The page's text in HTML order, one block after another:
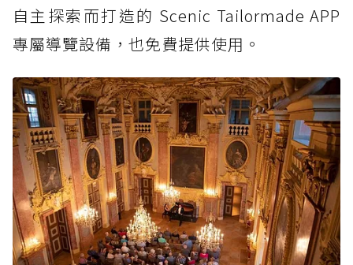
自主探索而打造的 Scenic Tailormade APP
專屬導覽設備，也免費提供使用。